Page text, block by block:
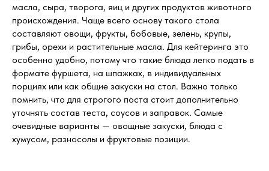
масла, сыра, творога, яиц и других продуктов животного
происхождения. Чаще всего основу такого стола
составляют овощи, фрукты, бобовые, зелень, крупы,
грибы, орехи и растительные масла. Для кейтеринга это
особенно удобно, потому что такие блюда легко подать в
формате фуршета, на шпажках, в индивидуальных
порциях или как общие закуски на стол. Важно только
помнить, что для строгого поста стоит дополнительно
уточнять состав теста, соусов и заправок. Самые
очевидные варианты — овощные закуски, блюда с
хумусом, разносолы и фруктовые позиции.